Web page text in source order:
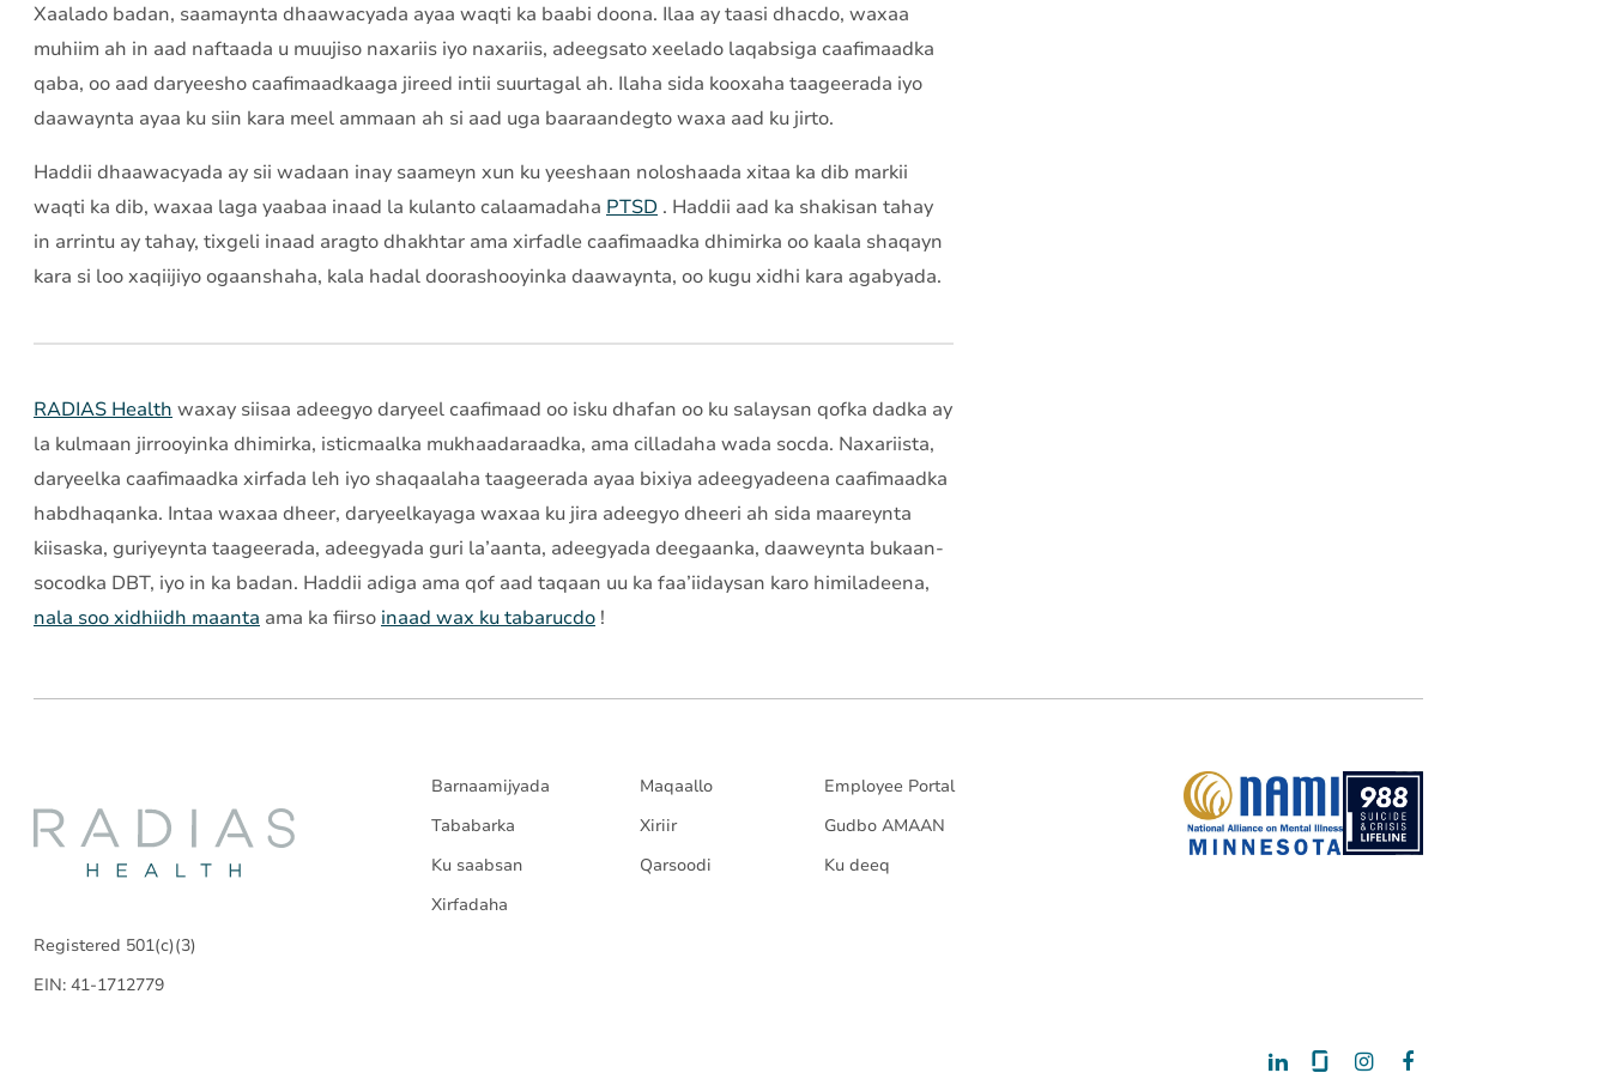
Xaalado badan, saamaynta dhaawacyada ayaa waqti ka baabi doona. Ilaa ay taasi dhacdo, waxaa
muhiim ah in aad naftaada u muujiso naxariis iyo naxariis, adeegsato xeelado laqabsiga caafimaadka
qaba, oo aad daryeesho caafimaadkaaga jireed intii suurtagal ah. Ilaha sida kooxaha taageerada iyo
daawaynta ayaa ku siin kara meel ammaan ah si aad uga baaraandegto waxa aad ku jirto.
Haddii dhaawacyada ay sii wadaan inay saameyn xun ku yeeshaan noloshaada xitaa ka dib markii
waqti ka dib, waxaa laga yaabaa inaad la kulanto calaamadaha PTSD . Haddii aad ka shakisan tahay
in arrintu ay tahay, tixgeli inaad aragto dhakhtar ama xirfadle caafimaadka dhimirka oo kaala shaqayn
kara si loo xaqiijiyo ogaanshaha, kala hadal doorashooyinka daawaynta, oo kugu xidhi kara agabyada.
RADIAS Health waxay siisaa adeegyo daryeel caafimaad oo isku dhafan oo ku salaysan qofka dadka ay
la kulmaan jirrooyinka dhimirka, isticmaalka mukhaadaraadka, ama cilladaha wada socda. Naxariista,
daryeelka caafimaadka xirfada leh iyo shaqaalaha taageerada ayaa bixiya adeegyadeena caafimaadka
habdhaqanka. Intaa waxaa dheer, daryeelkayaga waxaa ku jira adeegyo dheeri ah sida maareynta
kiisaska, guriyeynta taageerada, adeegyada guri la’aanta, adeegyada deegaanka, daaweynta bukaan-
socodka DBT, iyo in ka badan. Haddii adiga ama qof aad taqaan uu ka faa’iidaysan karo himiladeena,
nala soo xidhiidh maanta ama ka fiirso inaad wax ku tabarucdo !
Registered 501(c)(3)
EIN: 41-1712779
Barnaamijyada
Tababarka
Ku saabsan
Xirfadaha
Maqaallo
Xiriir
Qarsoodi
Employee Portal
Gudbo AMAAN
Ku deeq